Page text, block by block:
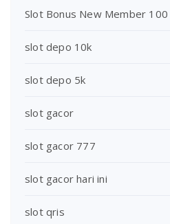
Slot Bonus New Member 100
slot depo 10k
slot depo 5k
slot gacor
slot gacor 777
slot gacor hari ini
slot qris